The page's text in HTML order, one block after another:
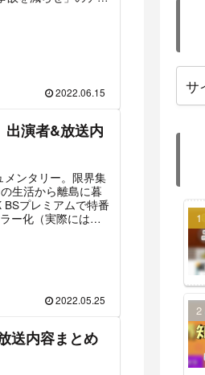
2022.06.15
出演者&放送内
メンタリー。限界集
生活から離島に暮
プレミアムで特番
ー化（実際には不
2022.05.25
送内容まとめ